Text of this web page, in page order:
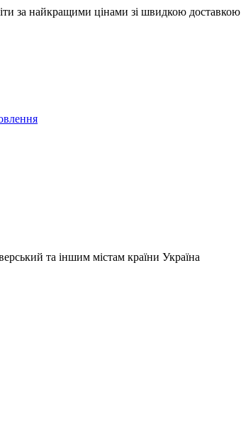
за найкращими цінами зі швидкою доставкою
та іншим містам країни Україна